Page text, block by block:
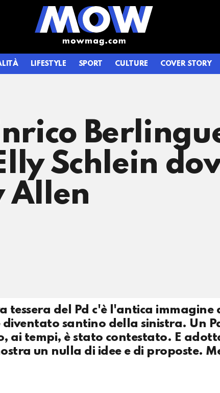
LIFESTYLE SPORT CULTURE COVER STORY
Schlein
Allen
tessera del Pd c'è l'antica immagine
diventato santino della sinistra. Un
ai tempi, è stato contestato. E
un nulla di idee e di proposte.